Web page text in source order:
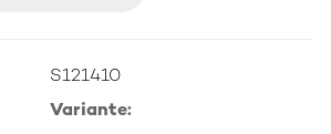
S121410
Variante: